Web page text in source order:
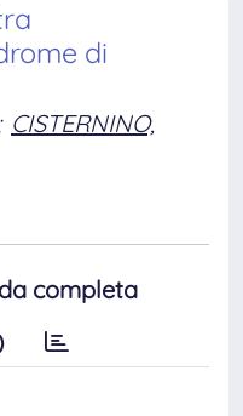
di
CISTERNINO,
completa